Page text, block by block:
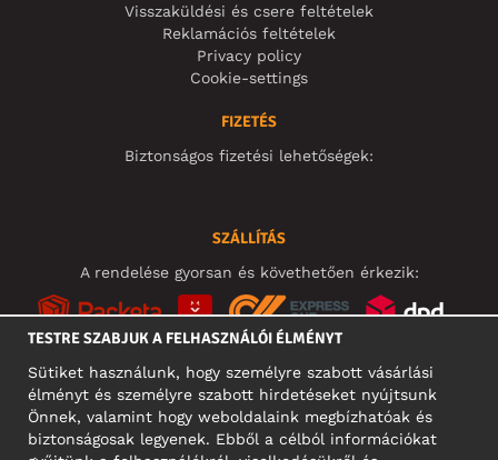
Visszaküldési és csere feltételek
Reklamációs feltételek
Privacy policy
Cookie-settings
FIZETÉS
Biztonságos fizetési lehetőségek:
SZÁLLÍTÁS
A rendelése gyorsan és követhetően érkezik:
KÖZÖSSÉGI MÉDIA
TESTRE SZABJUK A FELHASZNÁLÓI ÉLMÉNYT
Sütiket használunk, hogy személyre szabott vásárlási
élményt és személyre szabott hirdetéseket nyújtsunk
Önnek, valamint hogy weboldalaink megbízhatóak és
biztonságosak legyenek. Ebből a célból információkat